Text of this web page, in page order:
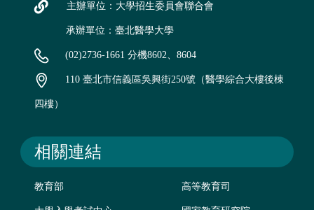
主辦單位：大學招生委員會聯合會
承辦單位：臺北醫學大學
(02)2736-1661 分機8602、8604
110 臺北市信義區吳興街250號（醫學綜合大樓後棟
四樓）
相關連結
教育部 高等教育司